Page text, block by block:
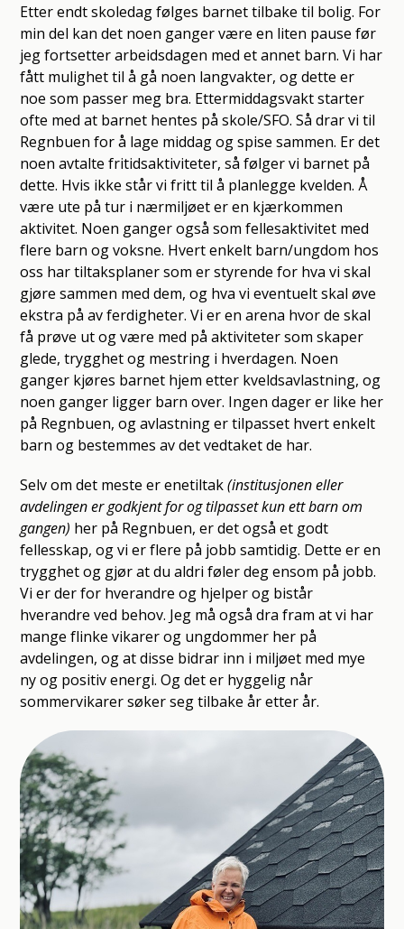
Etter endt skoledag følges barnet tilbake til bolig. For
min del kan det noen ganger være en liten pause før
jeg fortsetter arbeidsdagen med et annet barn. Vi har
fått mulighet til å gå noen langvakter, og dette er
noe som passer meg bra. Ettermiddagsvakt starter
ofte med at barnet hentes på skole/SFO. Så drar vi til
Regnbuen for å lage middag og spise sammen. Er det
noen avtalte fritidsaktiviteter, så følger vi barnet på
dette. Hvis ikke står vi fritt til å planlegge kvelden. Å
være ute på tur i nærmiljøet er en kjærkommen
aktivitet. Noen ganger også som fellesaktivitet med
flere barn og voksne. Hvert enkelt barn/ungdom hos
oss har tiltaksplaner som er styrende for hva vi skal
gjøre sammen med dem, og hva vi eventuelt skal øve
ekstra på av ferdigheter. Vi er en arena hvor de skal
få prøve ut og være med på aktiviteter som skaper
glede, trygghet og mestring i hverdagen. Noen
ganger kjøres barnet hjem etter kveldsavlastning, og
noen ganger ligger barn over. Ingen dager er like her
på Regnbuen, og avlastning er tilpasset hvert enkelt
barn og bestemmes av det vedtaket de har.
Selv om det meste er enetiltak(institusjonen eller
avdelingen er godkjent for og tilpasset kun ett barn om
gangen) her på Regnbuen, er det også et godt
fellesskap, og vi er flere på jobb samtidig. Dette er en
trygghet og gjør at du aldri føler deg ensom på jobb.
Vi er der for hverandre og hjelper og bistår
hverandre ved behov. Jeg må også dra fram at vi har
mange flinke vikarer og ungdommer her på
avdelingen, og at disse bidrar inn i miljøet med mye
ny og positiv energi. Og det er hyggelig når
sommervikarer søker seg tilbake år etter år.